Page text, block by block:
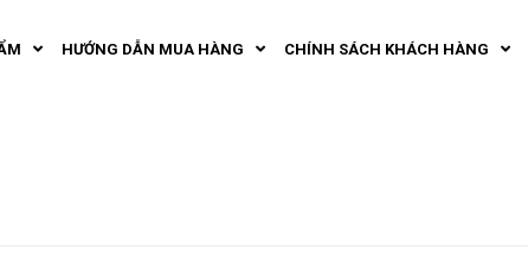
HƯỚNG DẪN MUA HÀNG CHÍNH SÁCH KHÁCH HÀNG